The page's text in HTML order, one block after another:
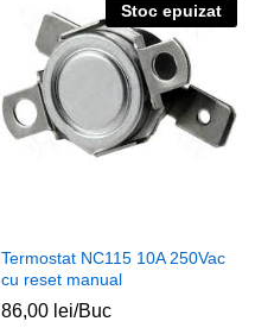
Stoc epuizat
Termostat NC115 10A 250Vac
cu reset manual
86,00 lei/Buc